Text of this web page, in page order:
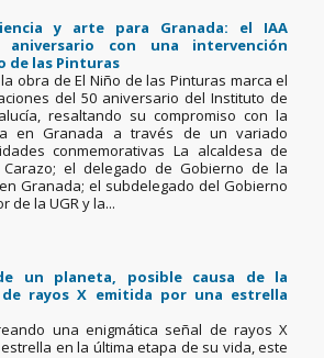
y arte para Granada: el IAA
con una intervención
de las Pinturas
obra de El Niño de las Pinturas marca el
del 50 aniversario del Instituto de
resaltando su compromiso con la
en Granada a través de un variado
conmemorativas La alcaldesa de
el delegado de Gobierno de la
Granada; el subdelegado del Gobierno
de la UGR y la...
un planeta, posible causa de la
rayos X emitida por una estrella
una enigmática señal de rayos X
en la última etapa de su vida, este